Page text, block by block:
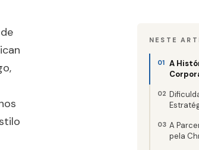
NESTE
A
A
pela